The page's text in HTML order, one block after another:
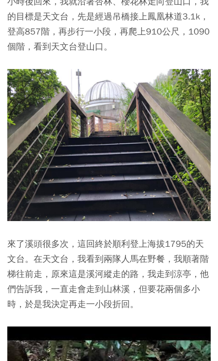
的目標是天文台，先是經過吊橋接上鳳凰林道3.1k，
登高857階，再步行一小段，再爬上910公尺，1090
個階，看到天文台登山口。
來了溪頭很多次，這回終於順利登上海拔1795的天
文台。在天文台，我看到兩隊人馬在野餐，我順著階
梯往前走，原來這是溪河縱走的路，我走到涼亭，他
們告訴我，一直走會走到山林溪，但要花兩個多小
時，於是我決定再走一小段折回。